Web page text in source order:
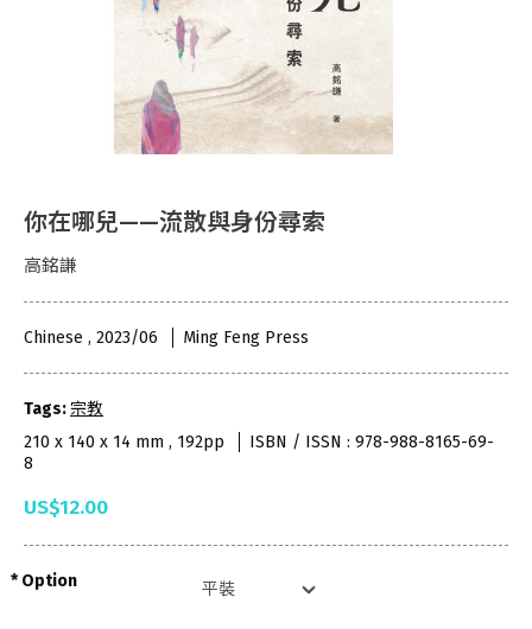
你在哪兒——流散與身份尋索
高銘謙
Chinese , 2023/06 Ming Feng Press
Tags:宗教
210 x 140 x 14 mm , 192pp
ISBN / ISSN : 978-988-8165-69-
8
US$12.00
Option